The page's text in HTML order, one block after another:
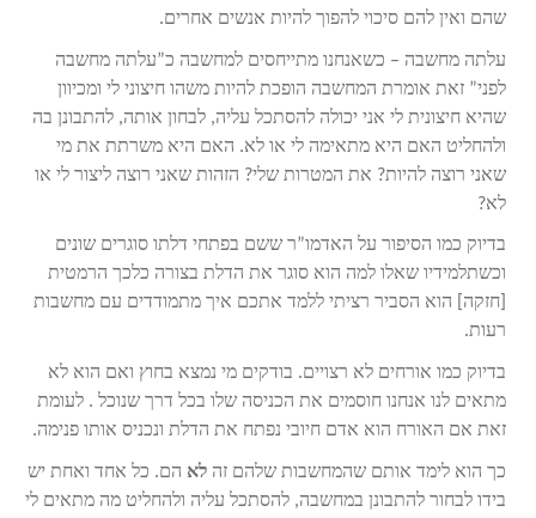
שהם ואין להם סיכוי להפוך להיות אנשים אחרים.
עלתה מחשבה – כשאנחנו מתייחסים למחשבה כ”עלתה מחשבה
לפני” זאת אומרת המחשבה הופכת להיות משהו חיצוני לי ומכיוון
שהיא חיצונית לי אני יכולה להסתכל עליה, לבחון אותה, להתבונן בה
ולהחליט האם היא מתאימה לי או לא. האם היא משרתת את מי
שאני רוצה להיות? את המטרות שלי? הזהות שאני רוצה ליצור לי או
לא?
בדיוק כמו הסיפור על האדמו”ר ששם בפתחי דלתו סוגרים שונים
וכשתלמידיו שאלו למה הוא סוגר את הדלת בצורה כלכך הרמטית
[חזקה] הוא הסביר רציתי ללמד אתכם איך מתמודדים עם מחשבות
רעות.
בדיוק כמו אורחים לא רצויים. בודקים מי נמצא בחוץ ואם הוא לא
מתאים לנו אנחנו חוסמים את הכניסה שלו בכל דרך שנוכל . לעומת
זאת אם האורח הוא אדם חיובי נפתח את הדלת ונכניס אותו פנימה.
כך הוא לימד אותם שהמחשבות שלהם זה לא הם. כל אחד ואחת יש
בידו לבחור להתבונן במחשבה, להסתכל עליה ולהחליט מה מתאים לי